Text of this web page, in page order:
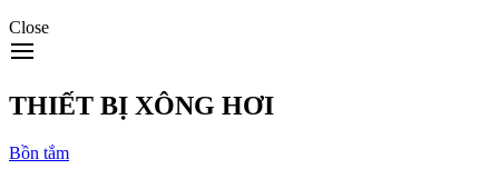
Close
THIẾT BỊ XÔNG HƠI
Bồn tắm